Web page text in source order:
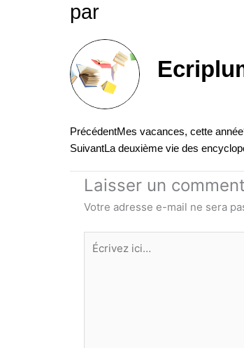
par
Précédent
PrécédentMes vacances, cette
SuivantLa deuxième vie des
Laisser un
Votre adresse e-mail ne sera
Écrivez
ici…